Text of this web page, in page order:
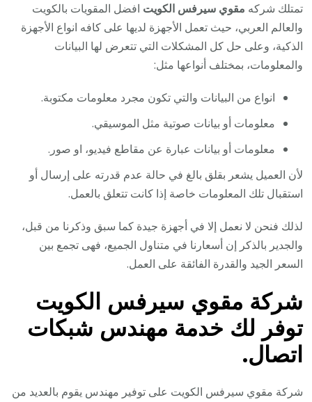
تمتلك شركه مقوي سيرفس الكويت افضل المقويات بالكويت
والعالم العربي، حيث تعمل الأجهزة لديها على كافه انواع الأجهزة
الذكية، وعلى حل كل المشكلات التي تتعرض لها البيانات
والمعلومات، بمختلف أنواعها مثل:
انواع من البيانات والتي تكون مجرد معلومات مكتوبة.
معلومات أو بيانات صوتية مثل الموسيقي.
معلومات أو بيانات عبارة عن مقاطع فيديو، او صور.
لأن العميل يشعر بقلق بالغ في حالة عدم قدرته على إرسال أو
استقبال تلك المعلومات خاصة إذا كانت تتعلق بالعمل.
لذلك فنحن لا نعمل إلا في أجهزة جيدة كما سبق وذكرنا من قبل،
والجدير بالذكر إن أسعارنا في متناول الجميع، فهى تجمع بين
السعر الجيد والقدرة الفائقة على العمل.
شركة مقوي سيرفس الكويت
توفر لك خدمة مهندس شبكات
اتصال.
شركة مقوي سيرفس الكويت على توفير مهندس يقوم بالعديد من